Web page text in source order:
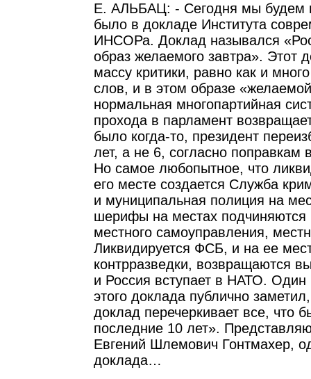
Е. АЛЬБАЦ: - Сегодня мы будем
было в докладе Института
ИНСОРа. Доклад назывался
образ желаемого завтра». Этот
массу критики, равно как и
слов, и в этом образе
нормальная многопартийная
прохода в парламент
было когда-то, президент
лет, а не 6, согласно поправкам
Но самое любопытное, что
его месте создается Служба
и муниципальная полиция на
шерифы на местах подчиняются
местного самоуправления,
Ликвидируется ФСБ, и на ее
контрразведки, возвращаются
и Россия вступает в НАТО. Один
этого доклада публично
доклад перечеркивает все, что
последние 10 лет».
Евгений Шлемович Гонтмахер,
доклада…